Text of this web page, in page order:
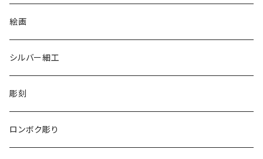
リバーシブル エコバッグ
絵画
シルバー細工
彫刻
ロンボク彫り